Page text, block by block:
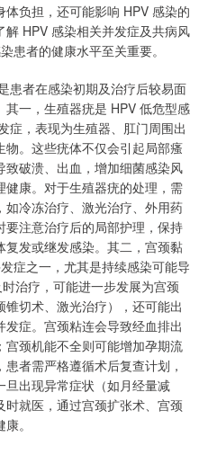
负担，还可能影响 HPV 感染的
HPV 感染相关并发症及共病风
患者的健康水平至关重要。
患者在感染初期及治疗后较易面
一，生殖器疣是 HPV 低危型感
症，表现为生殖器、肛门周围出
。这些疣体不仅会引起局部瘙
破溃、出血，增加细菌感染风
康。对于生殖器疣的处理，需
冷冻治疗、激光治疗、外用药
注意治疗后的局部护理，保持
发或继发感染。其二，宫颈黏
症之一，尤其是持续感染可能导
治疗，可能进一步发展为宫颈
切术、激光治疗），还可能出
症。宫颈粘连会导致经血排出
颈机能不全则可能增加孕期流
者需严格遵循术后复查计划，
出现异常症状（如月经量减
就医，通过宫颈扩张术、宫颈
。